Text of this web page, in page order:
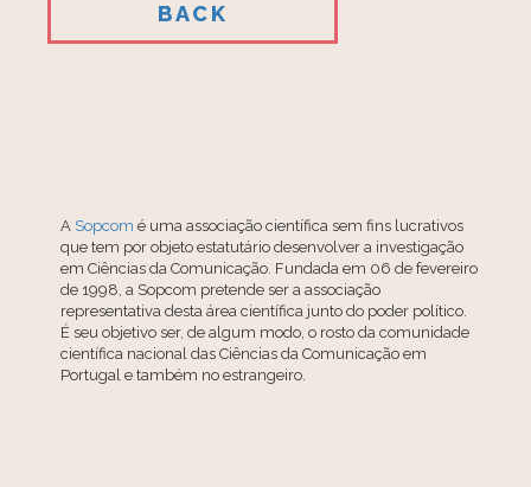
BACK
A Sopcom é uma associação científica sem fins lucrativos
que tem por objeto estatutário desenvolver a investigação
em Ciências da Comunicação. Fundada em 06 de fevereiro
de 1998, a Sopcom pretende ser a associação
representativa desta área científica junto do poder político.
É seu objetivo ser, de algum modo, o rosto da comunidade
científica nacional das Ciências da Comunicação em
Portugal e também no estrangeiro.